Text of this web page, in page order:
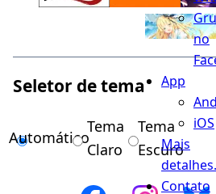
no
App
iOS
Mais
Contato
Seletor de tema
Automático
Tema
Claro
Tema
Escuro